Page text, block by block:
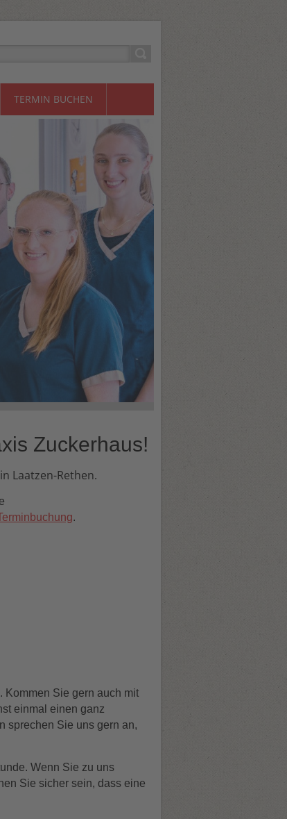
Zuckerhaus!
Laatzen-Rethen.
.
Kommen Sie gern auch mit
einmal einen ganz
sprechen Sie uns gern an,
Wenn Sie zu uns
Sie sicher sein, dass eine
TERMIN BUCHEN